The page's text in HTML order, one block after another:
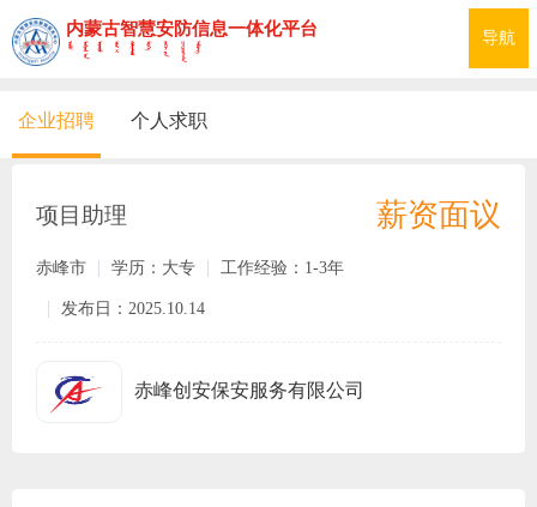
导航
内蒙古智慧安防信息一体化平台
企业招聘 个人求职
薪资面议
项目助理
赤峰市 学历：大专 工作经验：1-3年
发布日：2025.10.14
赤峰创安保安服务有限公司